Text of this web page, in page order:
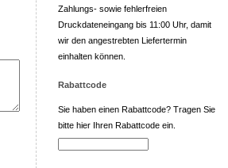
Zahlungs- sowie fehlerfreien
Druckdateneingang bis 11:00 Uhr, damit
wir den angestrebten Liefertermin
einhalten können.
Rabattcode
Sie haben einen Rabattcode? Tragen Sie
bitte hier Ihren Rabattcode ein.